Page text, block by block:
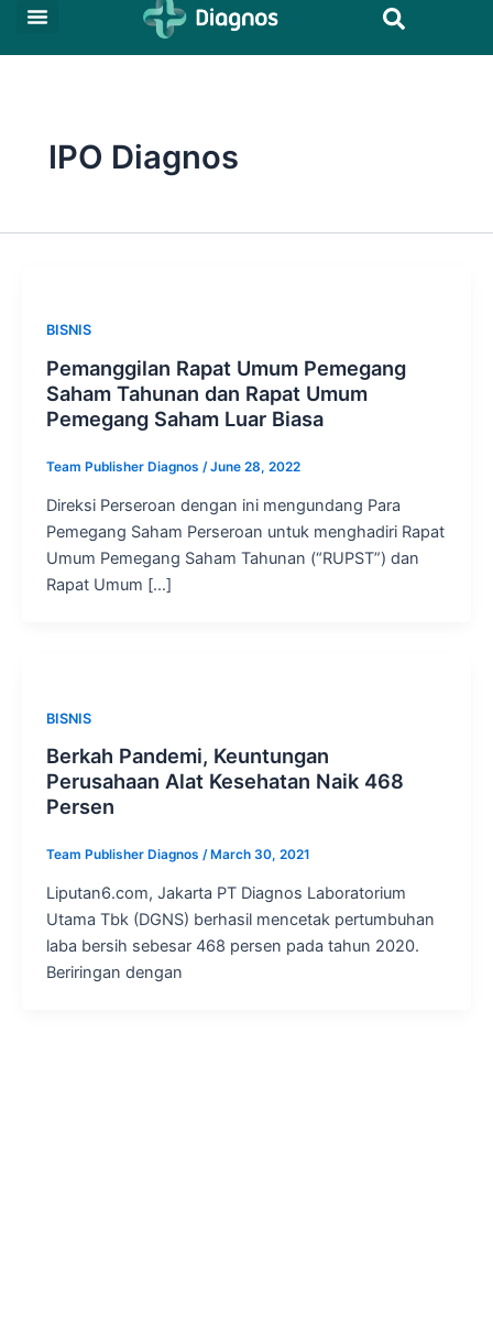
Skip
IPO Diagnos
BISNIS
Pemanggilan Rapat Umum Pemegang
Saham Tahunan dan Rapat Umum
Pemegang Saham Luar Biasa
Team Publisher Diagnos /June 28, 2022
Direksi Perseroan dengan ini mengundang Para
Pemegang Saham Perseroan untuk menghadiri Rapat
Umum Pemegang Saham Tahunan (“RUPST”) dan
Rapat Umum […]
BISNIS
Berkah Pandemi, Keuntungan
Perusahaan Alat Kesehatan Naik 468
Persen
Team Publisher Diagnos / March 30, 2021
Liputan6.com, Jakarta PT Diagnos Laboratorium
Utama Tbk (DGNS) berhasil mencetak pertumbuhan
laba bersih sebesar 468 persen pada tahun 2020.
Beriringan dengan